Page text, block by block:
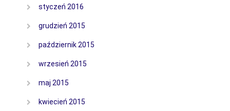
styczeń 2016
grudzień 2015
październik 2015
wrzesień 2015
maj 2015
kwiecień 2015